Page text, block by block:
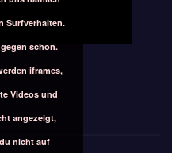
Surfverhalten.
schon.
iframes,
Videos und
angezeigt,
nicht auf